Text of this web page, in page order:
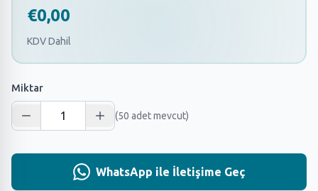
€0,00
KDV Dahil
Miktar
(50 adet mevcut)
WhatsApp ile İletişime Geç